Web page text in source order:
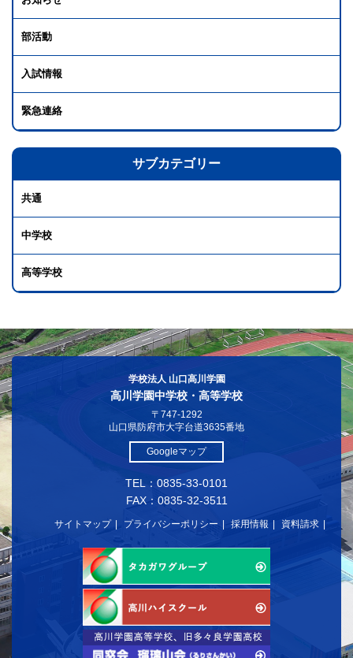
部活動
入試情報
緊急連絡
サブカテゴリー
共通
中学校
高等学校
学校法人 山口高川学園
高川学園中学校・高等学校
〒747-1292
山口県防府市大字台道3635番地
Googleマップ
TEL：0835-33-0101
FAX：0835-32-3511
サイトマップ プライバシーポリシー 採用情報 資料請求